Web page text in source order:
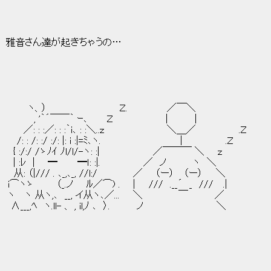
達が起きちゃうの…
ヽ、） Ｚ. ／￣＼
, '｀´￣￣｀ ｰ､ Ｚ | |
:／: : :｀i､ : :＼..ｚ ＼＿／ .Ｚ
: /: :/ :/: |: i :|=ﾐ､ヽ. | .Ｚ
ﾉｲ ﾉl/l/-ヽ: :| ／￣￣￣ ＼ ｚ
| ━ ━ｌ: :|. ／ ノ ヽ ＼
_, //l:/ ／ （ー） （ー） ＼
（_.ノ ﾙ／⌒) . | /// .__´ _ /// .|
イ从ヽ､／... ＼ ￣ ／
.ll- 、 , il,ﾉ ､ 〉. ノ ＼